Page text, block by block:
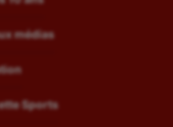
médias
Sports